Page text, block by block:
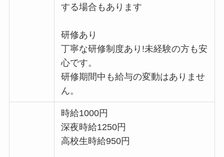
する場合もあります
研修あり
丁寧な研修制度あり!未経験の方も安
心です。
研修期間中も給与の変動はありませ
ん。
時給1000円
深夜時給1250円
高校生時給950円